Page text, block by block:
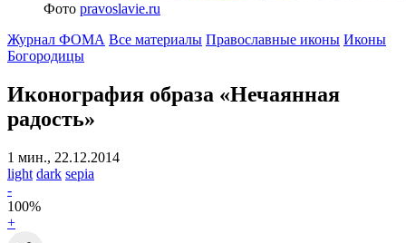
Фото pravoslavie.ru
Журнал ФОМА Все материалы Православные иконы Иконы
Богородицы
Иконография образа «Нечаянная
радость»
1 мин., 22.12.2014
light dark sepia
-
100%
+